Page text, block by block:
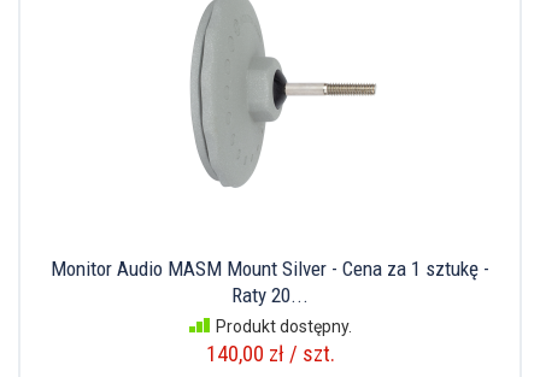
Monitor Audio MASM Mount Silver - Cena za 1 sztukę -
Raty 20...
Produkt dostępny.
140,00 zł / szt.